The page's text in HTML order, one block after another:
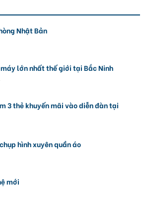
Nhật Bản
lớn nhất thế giới tại Bắc Ninh
3 thẻ khuyến mãi vào diễn đàn tại
hình xuyên quần áo
mới